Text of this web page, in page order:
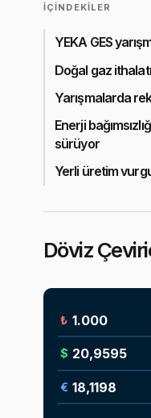
İÇINDEKILER
YEKA GES
Doğal gaz
Yarışmalarda
Enerji
sürüyor
Yerli üretim
Döviz
₺
$
€